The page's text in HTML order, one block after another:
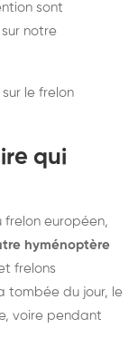
sont
notre
le frelon
qui
européen,
hyménoptère
frelons
tombée du jour, le
voire pendant